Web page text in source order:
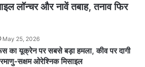
लॉन्चर और नावें तबाह, तनाव फिर
May 25, 2026
का यूक्रेन पर सबसे बड़ा हमला, कीव पर दागी
सक्षम ओरेश्निक मिसाइल